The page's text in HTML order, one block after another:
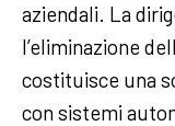
aziendali. La
l’eliminazione
costituisce una
con sistemi